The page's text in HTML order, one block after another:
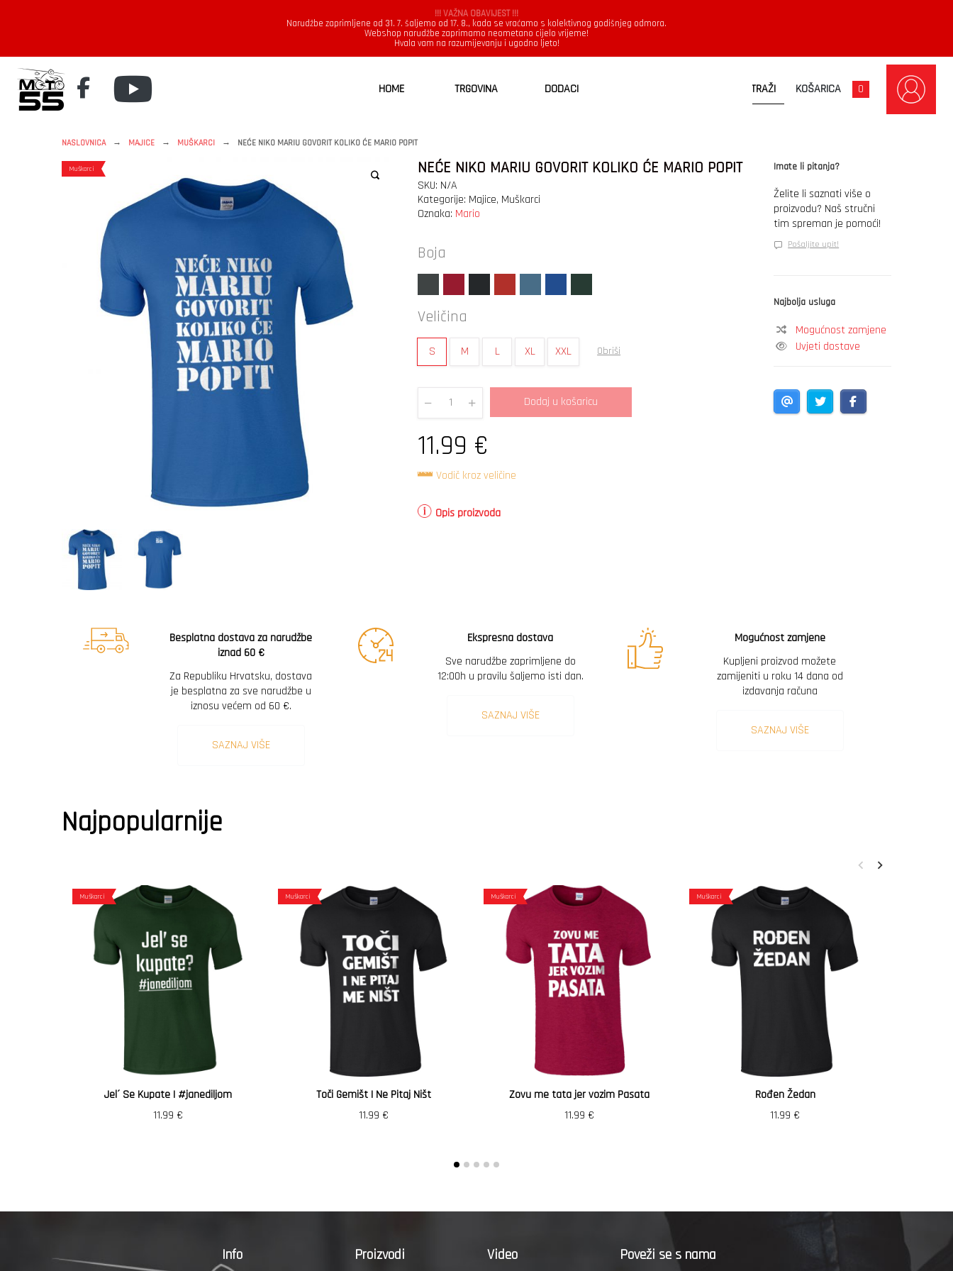
!!! VAŽNA OBAVIJEST !!!
Narudžbe zaprimljene od 31. 7. šaljemo od 17. 8., kada se vraćamo s kolektivnog godišnjeg odmora.
Webshop narudžbe zaprimamo neometano cijelo vrijeme!
Hvala vam na razumijevanju i ugodno ljeto!
HOME TRGOVINA DODACI KOŠARICA 0
NASLOVNICA → MAJICE → MUŠKARCI → NEĆE NIKO MARIU GOVORIT KOLIKO ĆE MARIO POPIT
Muškarci NEĆE NIKO MARIU GOVORIT KOLIKO ĆE MARIO POPIT
SKU: N/A
Kategorije: Majice, Muškarci
Oznaka: Mario
Boja
Veličina
S M L XL XXL Obriši
Quantity
Dodaj u košaricu
11.99 €
Vodič kroz veličine
Opis proizvoda
Imate li pitanja?
Želite li saznati više o
proizvodu? Naš stručni
tim spreman je pomoći!
Pošaljite upit!
Najbolja usluga
Mogućnost zamjene
Uvjeti dostave
Besplatna dostava za narudžbe
iznad 60 €
Za Republiku Hrvatsku, dostava
je besplatna za sve narudžbe u
iznosu većem od 60 €.
SAZNAJ VIŠE
Ekspresna dostava
Sve narudžbe zaprimljene do
12:00h u pravilu šaljemo isti dan.
SAZNAJ VIŠE
Mogućnost zamjene
Kupljeni proizvod možete
zamijeniti u roku 14 dana od
izdavanja računa
SAZNAJ VIŠE
Najpopularnije
Muškarci
Jel´ Se Kupate | #janediljom
11.99 €
Muškarci
Toči Gemišt I Ne Pitaj Ništ
11.99 €
Muškarci
Zovu me tata jer vozim Pasata
11.99 €
Muškarci
Rođen Žedan
11.99 €
Info Proizvodi Video Poveži se s nama